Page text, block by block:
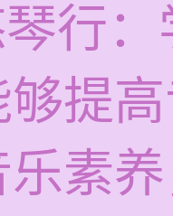
行
提
素